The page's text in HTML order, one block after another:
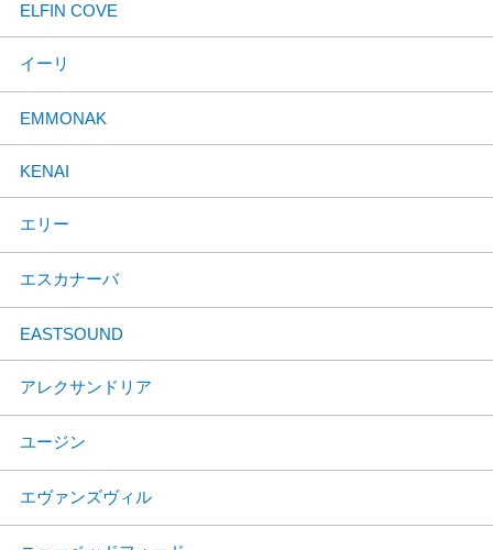
ELFIN COVE
イーリ
EMMONAK
KENAI
エリー
エスカナーバ
EASTSOUND
アレクサンドリア
ユージン
エヴァンズヴィル